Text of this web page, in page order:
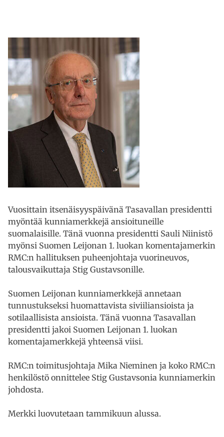
Vuosittain itsenäisyyspäivänä Tasavallan presidentti
myöntää kunniamerkkejä ansioituneille
suomalaisille. Tänä vuonna presidentti Sauli Niinistö
myönsi Suomen Leijonan 1. luokan komentajamerkin
RMC:n hallituksen puheenjohtaja vuorineuvos,
talousvaikuttaja Stig Gustavsonille.
Suomen Leijonan kunniamerkkejä annetaan
tunnustukseksi huomattavista siviiliansioista ja
sotilaallisista ansioista. Tänä vuonna Tasavallan
presidentti jakoi Suomen Leijonan 1. luokan
komentajamerkkejä yhteensä viisi.
RMC:n toimitusjohtaja Mika Nieminen ja koko RMC:n
henkilöstö onnittelee Stig Gustavsonia kunniamerkin
johdosta.
Merkki luovutetaan tammikuun alussa.